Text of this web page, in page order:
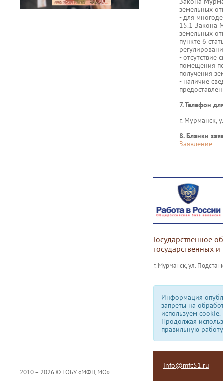
земельных
- для
15.1 Закона
земельных
пункте 6
- отсутствие
помещения
получения
- наличие
7. Телефон
г. Мурманск,
8. Бланки
Заявление
Государственное
государственных
г. Мурманск, ул.
Информация
запреты на
используем сookie.
Продолжая
правильную
2010 – 2026 © ГОБУ «МФЦ МО»
info@mfc51.ru